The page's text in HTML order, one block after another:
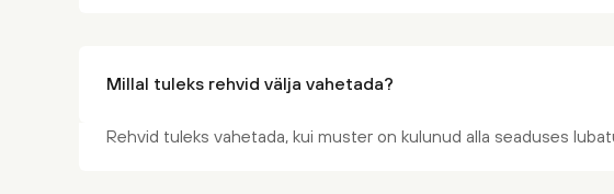
Millal tuleks rehvid välja vahetada?
Rehvid tuleks vahetada, kui muster on kulunud alla seaduses